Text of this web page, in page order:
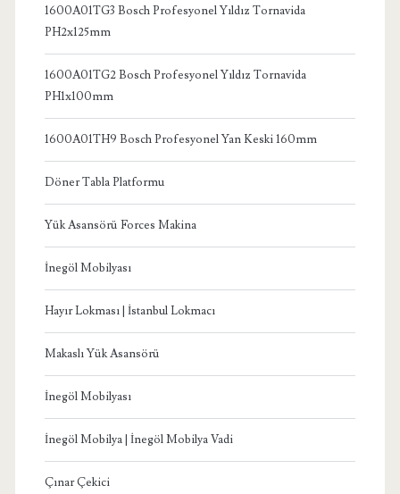
1600A01TG3 Bosch Profesyonel Yıldız Tornavida
PH2x125mm
1600A01TG2 Bosch Profesyonel Yıldız Tornavida
PH1x100mm
1600A01TH9 Bosch Profesyonel Yan Keski 160mm
Döner Tabla Platformu
Yük Asansörü Forces Makina
İnegöl Mobilyası
Hayır Lokması | İstanbul Lokmacı
Makaslı Yük Asansörü
İnegöl Mobilyası
İnegöl Mobilya | İnegöl Mobilya Vadi
Çınar Çekici